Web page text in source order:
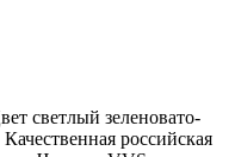
светлый зеленовато-
российская